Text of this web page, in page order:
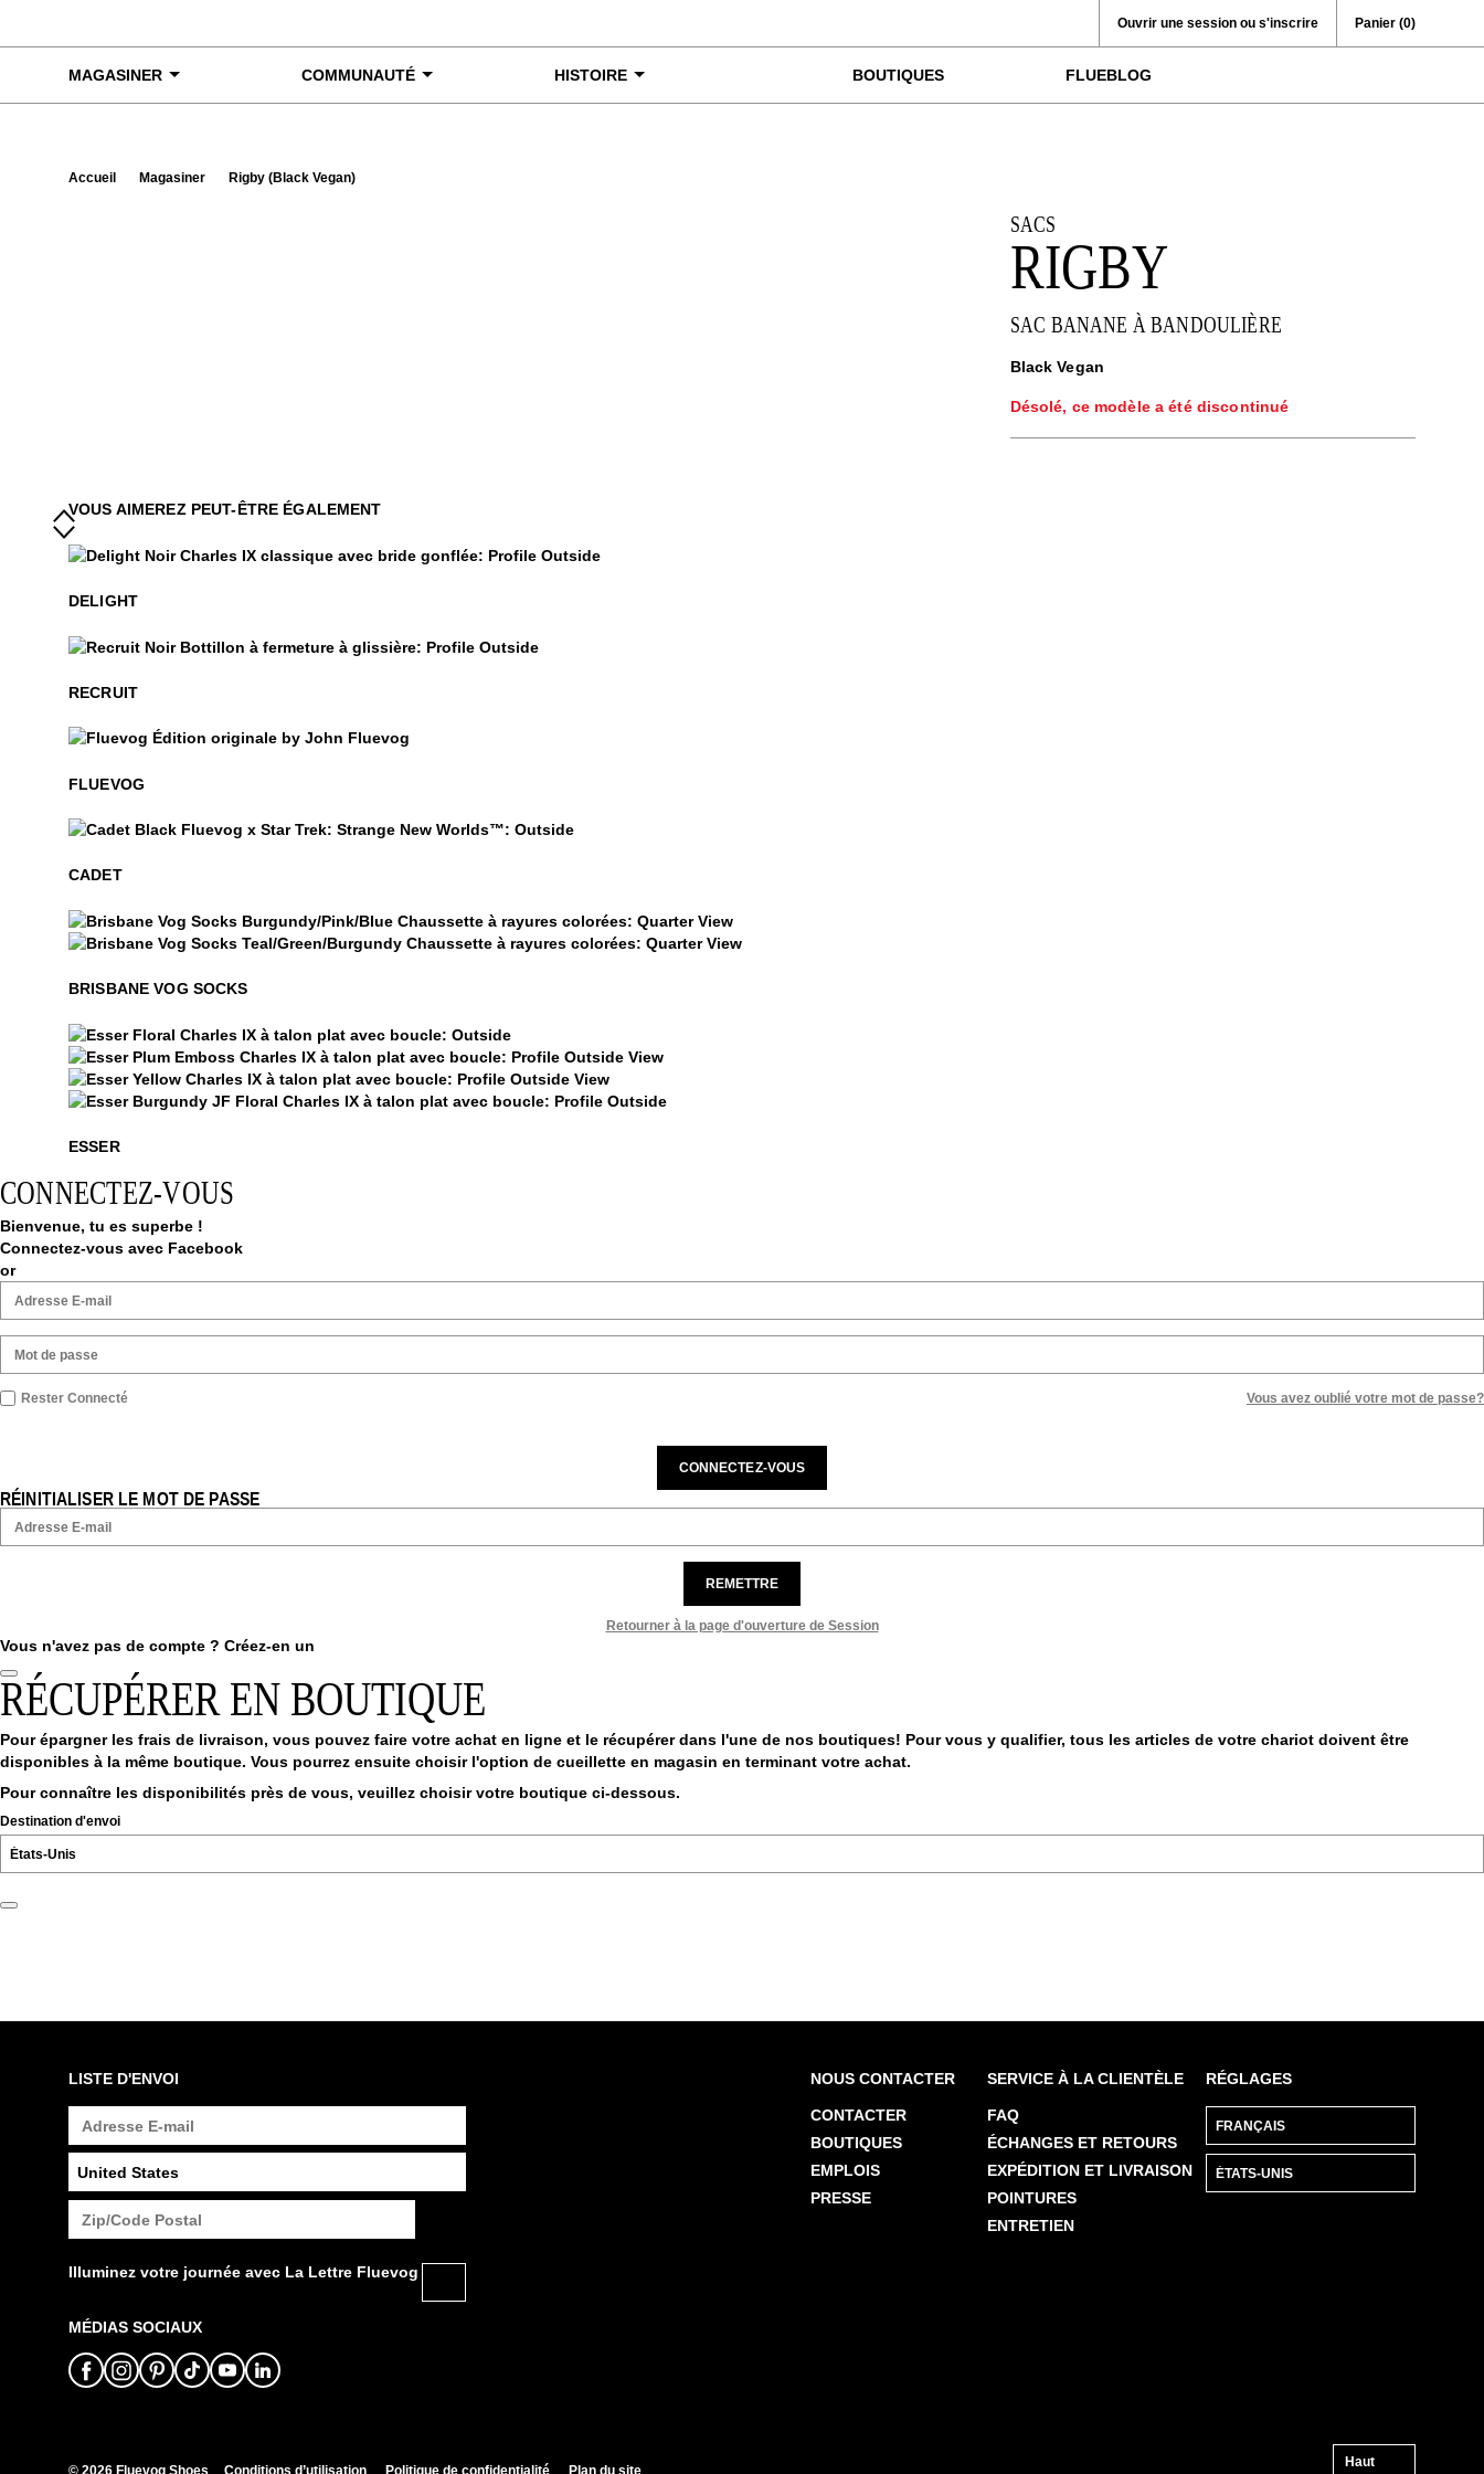
Ouvrir une session ou s'inscrire Panier (0)
MAGASINER COMMUNAUTÉ HISTOIRE BOUTIQUES FLUEBLOG
Accueil Magasiner Rigby (Black Vegan)
SACS
RIGBY
SAC BANANE À BANDOULIÈRE
Black Vegan
Désolé, ce modèle a été discontinué
VOUS AIMEREZ PEUT-ÊTRE ÉGALEMENT
DELIGHT
RECRUIT
FLUEVOG
CADET
Brisbane Vog Socks
BRISBANE VOG SOCKS
Esser
Esser
Esser
ESSER
CONNECTEZ-VOUS
Bienvenue, tu es superbe !
Connectez-vous avec Facebook
or
Rester Connecté Vous avez oublié votre mot de passe?
CONNECTEZ-VOUS
RÉINITIALISER LE MOT DE PASSE
REMETTRE
Retourner à la page d'ouverture de Session
Vous n'avez pas de compte ? Créez-en un
RÉCUPÉRER EN BOUTIQUE
Pour épargner les frais de livraison, vous pouvez faire votre achat en ligne et le récupérer dans l'une de nos boutiques! Pour vous y qualifier, tous les articles de votre chariot doivent être
disponibles à la même boutique. Vous pourrez ensuite choisir l'option de cueillette en magasin en terminant votre achat.
Pour connaître les disponibilités près de vous, veuillez choisir votre boutique ci-dessous.
Destination d'envoi
LISTE D'ENVOI
Illuminez votre journée avec La Lettre Fluevog
MÉDIAS SOCIAUX
NOUS CONTACTER
CONTACTER
BOUTIQUES
EMPLOIS
PRESSE
SERVICE À LA CLIENTÈLE
FAQ
ÉCHANGES ET RETOURS
EXPÉDITION ET LIVRAISON
POINTURES
ENTRETIEN
RÉGLAGES
Haut